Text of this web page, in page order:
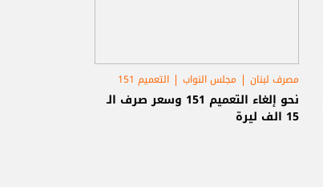
مصرف لبنان مجلس النواب التعميم 151
نحو إلغاء التعميم 151 وسعر صرف الـ
15 الف ليرة